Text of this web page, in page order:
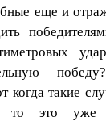
еще и
когда такие
то это уже